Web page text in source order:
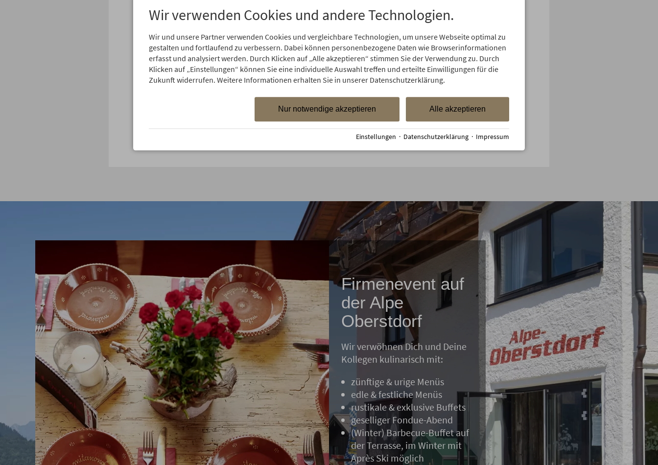
Speisekarte Alpe
Oberstdorf
Download
Adobe PDF 256 kB
Angelegt am 24.06.2026
Firmenevent auf
der Alpe
Oberstdorf
Wir verwöhnen Dich und Deine
Kollegen kulinarisch mit:
zünftige & urige Menüs
edle & festliche Menüs
rustikale & exklusive Buffets
geselliger Fondue-Abend
(Winter) Barbecue-Buffet auf
der Terrasse, im Winter mit
Après Ski möglich
Wir verwenden Cookies und andere Technologien.
Wir und unsere Partner verwenden Cookies und vergleichbare Technologien, um unsere Webseite optimal zu
gestalten und fortlaufend zu verbessern. Dabei können personenbezogene Daten wie Browserinformationen
erfasst und analysiert werden. Durch Klicken auf „Alle akzeptieren“ stimmen Sie der Verwendung zu. Durch
Klicken auf „Einstellungen“ können Sie eine individuelle Auswahl treffen und erteilte Einwilligungen für die
Zukunft widerrufen. Weitere Informationen erhalten Sie in unserer Datenschutzerklärung.
Alle akzeptieren
Nur notwendige akzeptieren
Einstellungen · Datenschutzerklärung · Impressum